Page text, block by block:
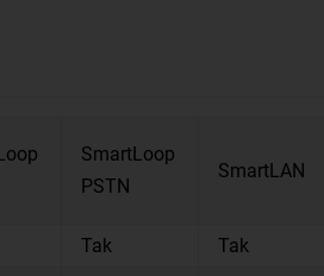
SmartLoop
PSTN
SmartLAN
Tak Tak